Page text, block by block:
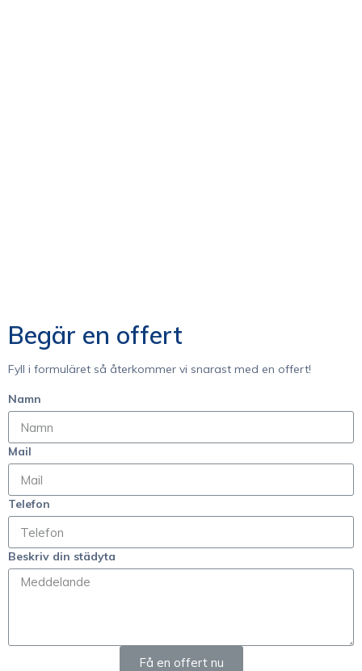
Begär en offert
Fyll i formuläret så återkommer vi snarast med en offert!
Namn
Mail
Telefon
Beskriv din städyta
Få en offert nu